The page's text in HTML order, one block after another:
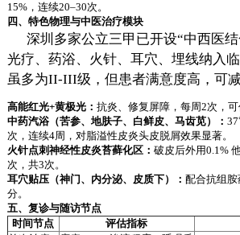
15%，连续20–30次。
四、特色物理与中医治疗模块
深圳多家公立三甲已开设“中西医
光疗、药浴、火针、耳穴、埋线纳入
虽多为II-III级，但患者满意度高，可减
高能红光+黄极光： 抗炎、修复屏障，每周2次，可
中药汽浴（苦参、地肤子、白鲜皮、马齿苋）：
次，连续4周，对脂溢性皮炎头皮脱屑效果显著。
火针点刺神经性皮炎苔藓化区： 破皮后外用0.1%
次，共3次。
耳穴贴压（神门、内分泌、皮质下）： 配合抗组胺
分。
五、复诊与随访节点
时间节点
评估指标